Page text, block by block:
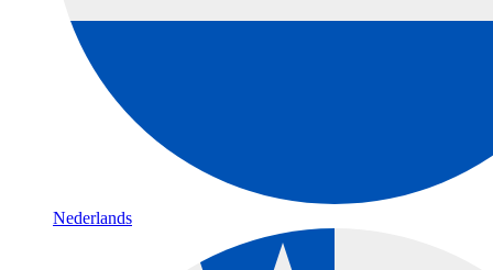
Nederlands